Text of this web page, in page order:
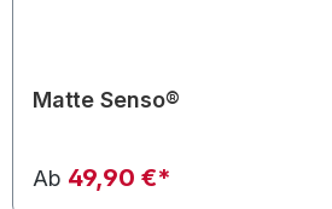
Matte Senso®
Ab 49,90 €*